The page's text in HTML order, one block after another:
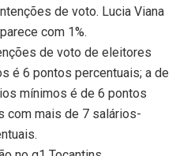
de voto. Lucia Viana
com 1%.
de voto de eleitores
é 6 pontos percentuais; a de
mínimos é de 6 pontos
com mais de 7 salários-